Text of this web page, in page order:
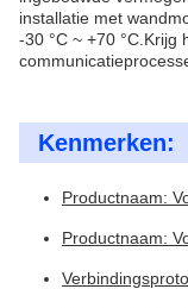
installatie met
-30 °C ~ +70 °C.Krijg
Kenmerken:
Productnaam:
Productnaam: